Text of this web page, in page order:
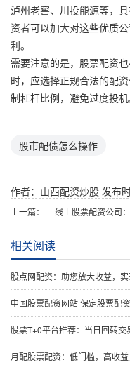
泸州老窖、川投能源等，
资者可以加大对这些优质
利。
需要注意的是，股票配资
时，应选择正规合法的配
制杠杆比例，避免过度投机
股市配债怎么操作
作者：山西配资炒股 发布
上一篇：
相关阅读
股点网配资：助您放大收益，
中国股票配资网站 保定股票配
股票T+0平台推荐：当日回转交
月配股票配资：低门槛，高收